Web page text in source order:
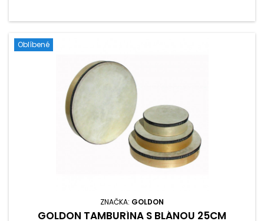
Oblíbené
ZNAČKA: GOLDON
GOLDON TAMBURÍNA S BLÁNOU 25CM